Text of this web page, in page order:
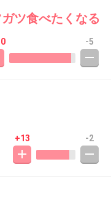
ツ食べたくなる
-5
+13 -2